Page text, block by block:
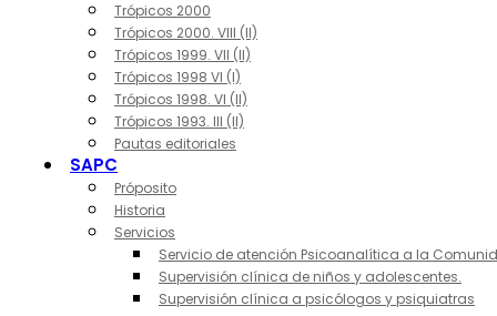
Trópicos 2000
Trópicos 2000. VIII (II)
Trópicos 1999. VII (II)
Trópicos 1998 VI (I)
Trópicos 1998. VI (II)
Trópicos 1993. III (II)
Pautas editoriales
SAPC
Próposito
Historia
Servicios
Servicio de atención Psicoanalítica a la
Supervisión clínica de niños y adolescentes.
Supervisión clínica a psicólogos y psiquiatras